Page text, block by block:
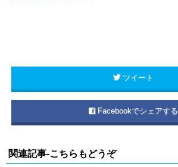
ツイート
Facebookでシェアする
関連記事-こちらもどうぞ